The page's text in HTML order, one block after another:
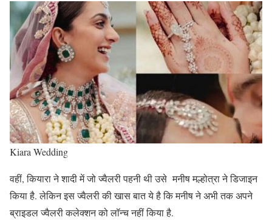
Kiara Wedding
वहीं, कियारा ने शादी में जो ज्वैलरी पहनी थी उसे मनीष मल्होत्रा ने डिजाइन
किया है. लेकिन इस ज्वैलरी की खास बात ये है कि मनीष ने अभी तक अपने
ब्राइडल ज्वैलरी कलेक्शन को लॉन्च नहीं किया है.